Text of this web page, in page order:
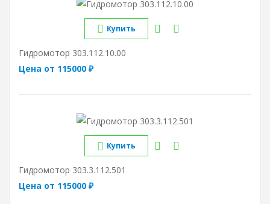
Купить
Гидромотор 303.112.10.00
Цена от 115000 ₽
Купить
Гидромотор 303.3.112.501
Цена от 115000 ₽